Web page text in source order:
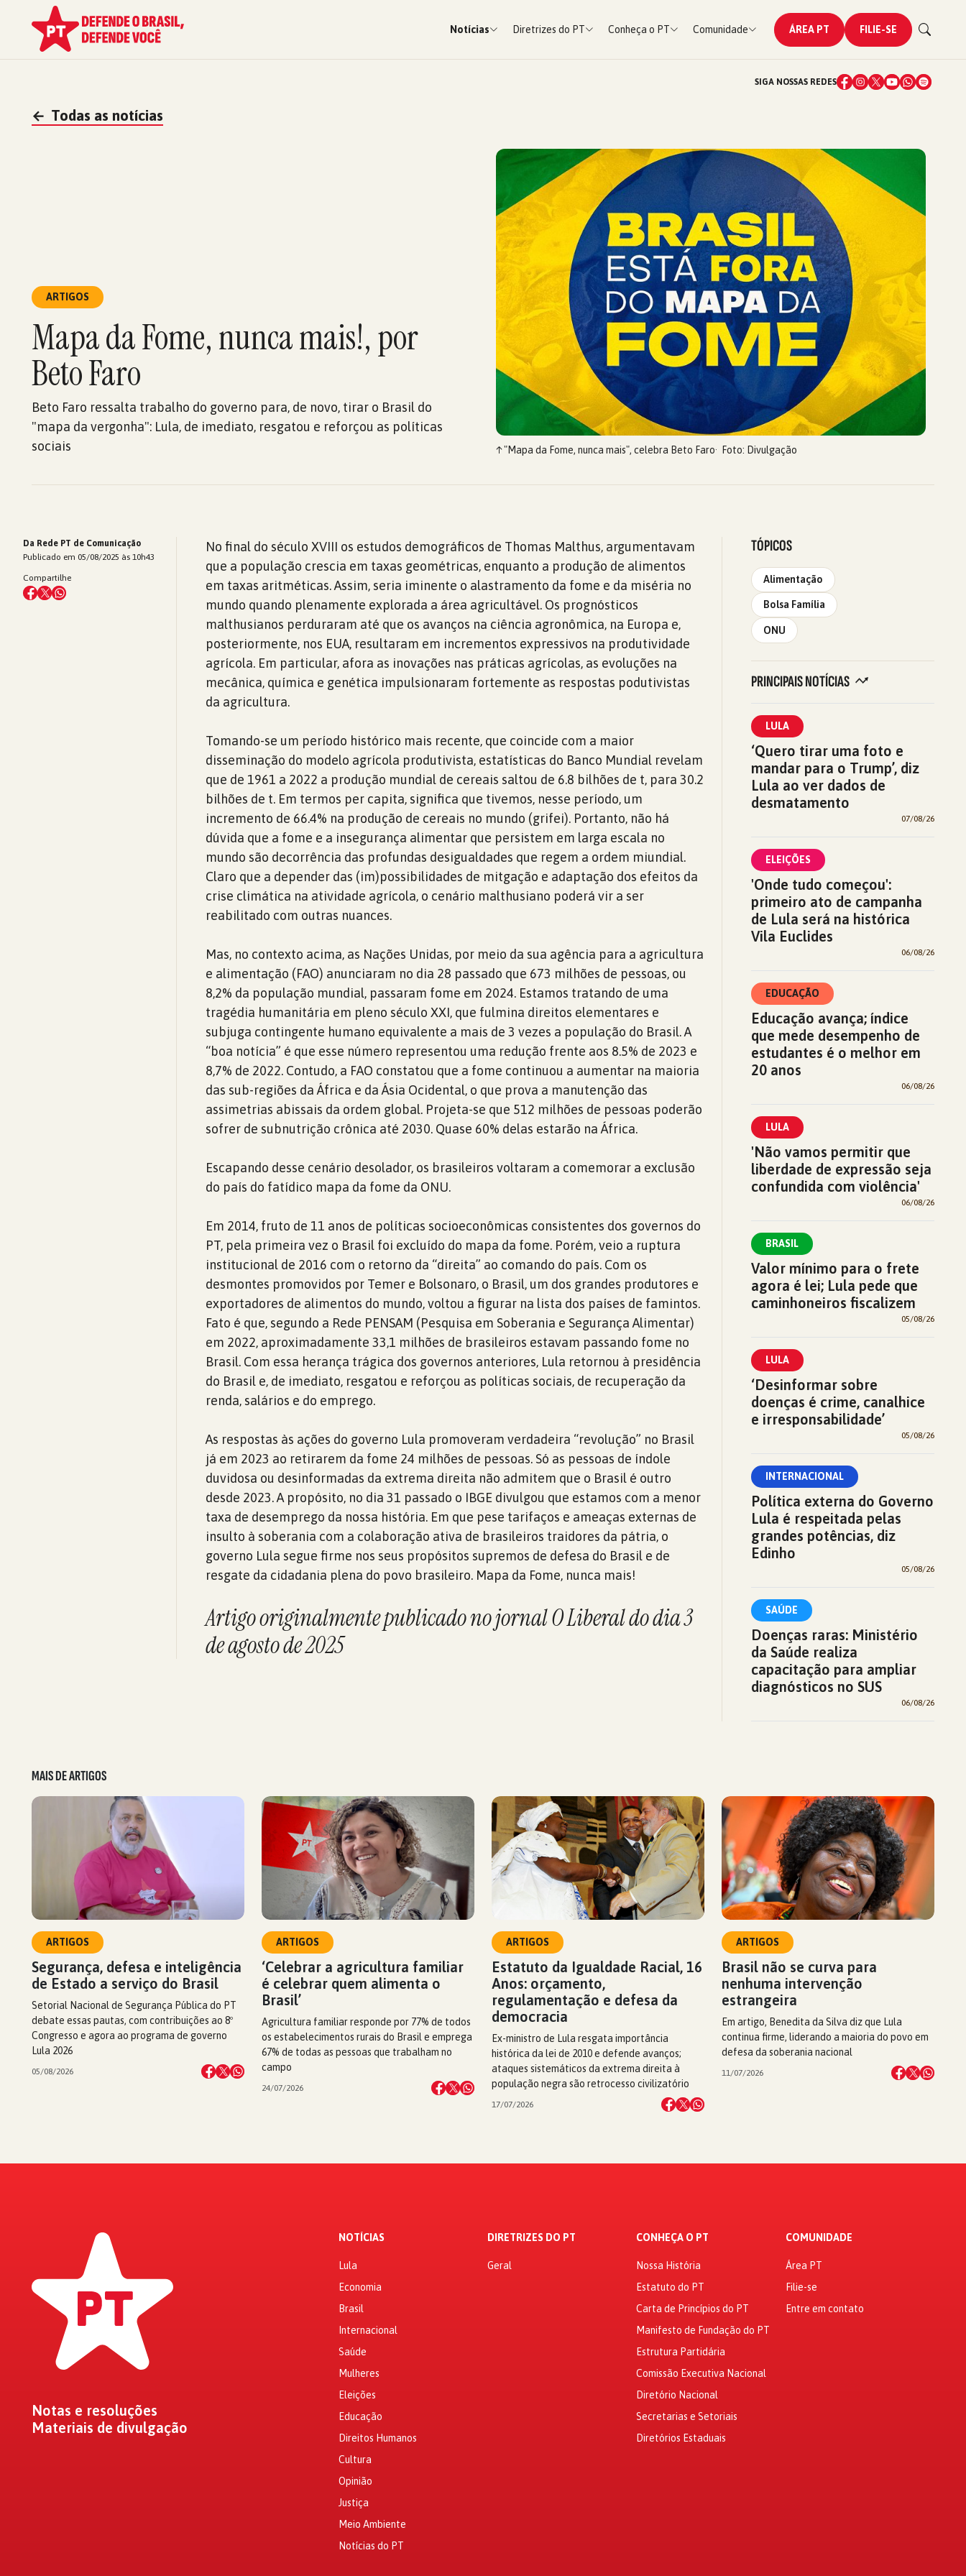
Notícias Diretrizes do PT Conheça o PT Comunidade ÁREA PT FILIE-SE
SIGA NOSSAS REDES
← Todas as notícias
ARTIGOS
Mapa da Fome, nunca mais!, por
Beto Faro
Beto Faro ressalta trabalho do governo para, de novo, tirar o Brasil do
"mapa da vergonha": Lula, de imediato, resgatou e reforçou as políticas
sociais
↑"Mapa da Fome, nunca mais", celebra Beto Faro Foto: Divulgação
Da Rede PT de Comunicação
Publicado em 05/08/2025 às 10h43
Compartilhe
No final do século XVIII os estudos demográficos de Thomas Malthus, argumentavam
que a população crescia em taxas geométricas, enquanto a produção de alimentos
em taxas aritméticas. Assim, seria iminente o alastramento da fome e da miséria no
mundo quando plenamente explorada a área agricultável. Os prognósticos
malthusianos perduraram até que os avanços na ciência agronômica, na Europa e,
posteriormente, nos EUA, resultaram em incrementos expressivos na produtividade
agrícola. Em particular, afora as inovações nas práticas agrícolas, as evoluções na
mecânica, química e genética impulsionaram fortemente as respostas podutivistas
da agricultura.
Tomando-se um período histórico mais recente, que coincide com a maior
disseminação do modelo agrícola produtivista, estatísticas do Banco Mundial revelam
que de 1961 a 2022 a produção mundial de cereais saltou de 6.8 bilhões de t, para 30.2
bilhões de t. Em termos per capita, significa que tivemos, nesse período, um
incremento de 66.4% na produção de cereais no mundo (grifei). Portanto, não há
dúvida que a fome e a insegurança alimentar que persistem em larga escala no
mundo são decorrência das profundas desigualdades que regem a ordem miundial.
Claro que a depender das (im)possibilidades de mitgação e adaptação dos efeitos da
crise climática na atividade agrícola, o cenário malthusiano poderá vir a ser
reabilitado com outras nuances.
Mas, no contexto acima, as Nações Unidas, por meio da sua agência para a agricultura
e alimentação (FAO) anunciaram no dia 28 passado que 673 milhões de pessoas, ou
8,2% da população mundial, passaram fome em 2024. Estamos tratando de uma
tragédia humanitária em pleno século XXI, que fulmina direitos elementares e
subjuga contingente humano equivalente a mais de 3 vezes a população do Brasil. A
“boa notícia” é que esse número representou uma redução frente aos 8.5% de 2023 e
8,7% de 2022. Contudo, a FAO constatou que a fome continuou a aumentar na maioria
das sub-regiões da África e da Ásia Ocidental, o que prova a manutenção das
assimetrias abissais da ordem global. Projeta-se que 512 milhões de pessoas poderão
sofrer de subnutrição crônica até 2030. Quase 60% delas estarão na África.
Escapando desse cenário desolador, os brasileiros voltaram a comemorar a exclusão
do país do fatídico mapa da fome da ONU.
Em 2014, fruto de 11 anos de políticas socioeconômicas consistentes dos governos do
PT, pela primeira vez o Brasil foi excluído do mapa da fome. Porém, veio a ruptura
institucional de 2016 com o retorno da “direita” ao comando do país. Com os
desmontes promovidos por Temer e Bolsonaro, o Brasil, um dos grandes produtores e
exportadores de alimentos do mundo, voltou a figurar na lista dos países de famintos.
Fato é que, segundo a Rede PENSAM (Pesquisa em Soberania e Segurança Alimentar)
em 2022, aproximadamente 33,1 milhões de brasileiros estavam passando fome no
Brasil. Com essa herança trágica dos governos anteriores, Lula retornou à presidência
do Brasil e, de imediato, resgatou e reforçou as políticas sociais, de recuperação da
renda, salários e do emprego.
As respostas às ações do governo Lula promoveram verdadeira “revolução” no Brasil
já em 2023 ao retirarem da fome 24 milhões de pessoas. Só as pessoas de índole
duvidosa ou desinformadas da extrema direita não admitem que o Brasil é outro
desde 2023. A propósito, no dia 31 passado o IBGE divulgou que estamos com a menor
taxa de desemprego da nossa história. Em que pese tarifaços e ameaças externas de
insulto à soberania com a colaboração ativa de brasileiros traidores da pátria, o
governo Lula segue firme nos seus propósitos supremos de defesa do Brasil e de
resgate da cidadania plena do povo brasileiro. Mapa da Fome, nunca mais!
Artigo originalmente publicado no jornal O Liberal do dia 3
de agosto de 2025
TÓPICOS
Alimentação
Bolsa Família
ONU
PRINCIPAIS NOTÍCIAS
LULA
‘Quero tirar uma foto e
mandar para o Trump’, diz
Lula ao ver dados de
desmatamento
07/08/26
ELEIÇÕES
'Onde tudo começou':
primeiro ato de campanha
de Lula será na histórica
Vila Euclides
06/08/26
EDUCAÇÃO
Educação avança; índice
que mede desempenho de
estudantes é o melhor em
20 anos
06/08/26
LULA
'Não vamos permitir que
liberdade de expressão seja
confundida com violência'
06/08/26
BRASIL
Valor mínimo para o frete
agora é lei; Lula pede que
caminhoneiros fiscalizem
05/08/26
LULA
‘Desinformar sobre
doenças é crime, canalhice
e irresponsabilidade’
05/08/26
INTERNACIONAL
Política externa do Governo
Lula é respeitada pelas
grandes potências, diz
Edinho
05/08/26
SAÚDE
Doenças raras: Ministério
da Saúde realiza
capacitação para ampliar
diagnósticos no SUS
06/08/26
MAIS DE ARTIGOS
ARTIGOS
Segurança, defesa e inteligência
de Estado a serviço do Brasil
Setorial Nacional de Segurança Pública do PT
debate essas pautas, com contribuições ao 8º
Congresso e agora ao programa de governo
Lula 2026
05/08/2026
ARTIGOS
‘Celebrar a agricultura familiar
é celebrar quem alimenta o
Brasil’
Agricultura familiar responde por 77% de todos
os estabelecimentos rurais do Brasil e emprega
67% de todas as pessoas que trabalham no
campo
24/07/2026
ARTIGOS
Estatuto da Igualdade Racial, 16
Anos: orçamento,
regulamentação e defesa da
democracia
Ex-ministro de Lula resgata importância
histórica da lei de 2010 e defende avanços;
ataques sistemáticos da extrema direita à
população negra são retrocesso civilizatório
17/07/2026
ARTIGOS
Brasil não se curva para
nenhuma intervenção
estrangeira
Em artigo, Benedita da Silva diz que Lula
continua firme, liderando a maioria do povo em
defesa da soberania nacional
11/07/2026
Notas e resoluções
Materiais de divulgação
NOTÍCIAS
Lula
Economia
Brasil
Internacional
Saúde
Mulheres
Eleições
Educação
Direitos Humanos
Cultura
Opinião
Justiça
Meio Ambiente
Notícias do PT
DIRETRIZES DO PT
Geral
CONHEÇA O PT
Nossa História
Estatuto do PT
Carta de Princípios do PT
Manifesto de Fundação do PT
Estrutura Partidária
Comissão Executiva Nacional
Diretório Nacional
Secretarias e Setoriais
Diretórios Estaduais
COMUNIDADE
Área PT
Filie-se
Entre em contato